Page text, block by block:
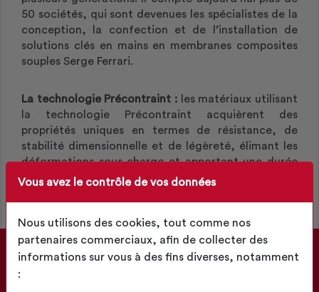
Vous avez le contrôle de vos données
Nous utilisons des cookies, tout comme nos
partenaires commerciaux, afin de collecter des
informations sur vous à des fins diverses, notamment
:
50 sociétés, qui sont devenues les spécialistes de la
conception, la confection et de l’installation de
solutions clés en mains en membranes composites
souples Serge Ferrari.
La technologie Précontraint : les matériaux utilisant
la technologie Précontraint acquièrent des
propriétés uniques en termes de résistance, de
stabilité dimensionnelle et de légèreté, élimant les
déformations sous charge et apportant une durée
d’utilisation supérieure.